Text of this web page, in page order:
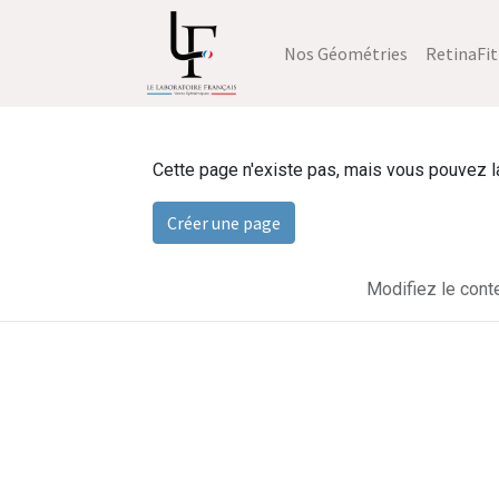
Nos Géométries RetinaFit
Cette page n'existe pas, mais vous pouvez
Créer une page
Modifiez le